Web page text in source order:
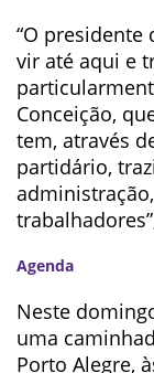
“O presidente
vir até aqui e
Conceição,
tem, através
partidário,
Agenda
Neste
uma
Porto Alegre,